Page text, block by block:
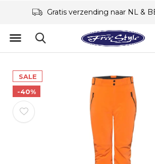
Gratis verzending naar NL &
SALE
-40%